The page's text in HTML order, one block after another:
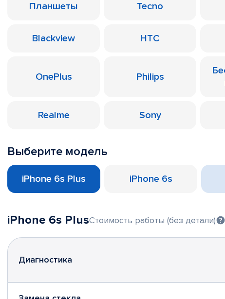
Планшеты Tecno
Blackview HTC
OnePlus Philips
Realme Sony
Выберите модель
iPhone 6s Plus iPhone 6s
iPhone 6s PlusСтоимость работы (без детали)
Диагностика